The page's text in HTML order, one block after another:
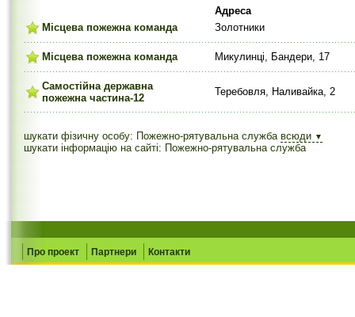
Адреса
Місцева пожежна команда
Золотники
Місцева пожежна команда Микулинці, Бандери, 17
Самостійна державна
пожежна частина-12
Теребовля, Наливайка, 2
шукати фізичну особу: Пожежно-рятувальна служба всюди ▼
шукати інформацію на сайті: Пожежно-рятувальна служба
Про проект Партнери Контакти